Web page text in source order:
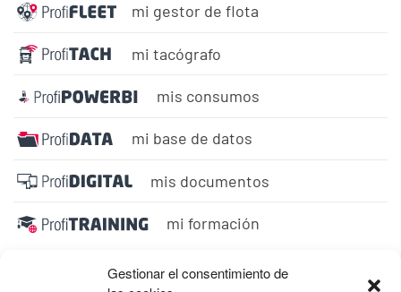
Gestionar el consentimiento de
mi gestor de flota
mi tacógrafo
mis consumos
mi base de datos
mis documentos
mi formación